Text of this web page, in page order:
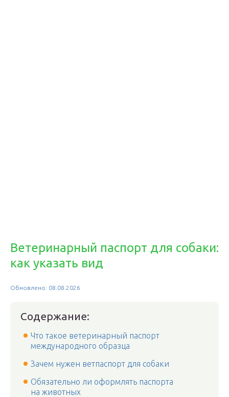
Ветеринарный паспорт для собаки:
как указать вид
Обновлено: 08.08.2026
Содержание:
Что такое ветеринарный паспорт
международного образца
Зачем нужен ветпаспорт для собаки
Обязательно ли оформлять паспорта
на животных